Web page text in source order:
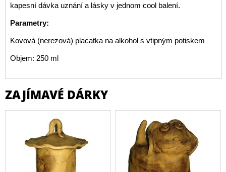
kapesní dávka uznání a lásky v jednom cool balení.
Parametry:
Kovová (nerezová) placatka na alkohol s vtipným potiskem
Objem: 250 ml
ZAJÍMAVÉ DÁRKY